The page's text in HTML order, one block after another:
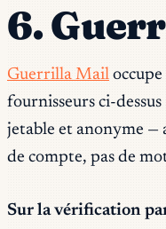
6.
Guerrilla Mail occupe
fournisseurs ci-
jetable et anonyme —
de compte, pas de
Sur la vérification